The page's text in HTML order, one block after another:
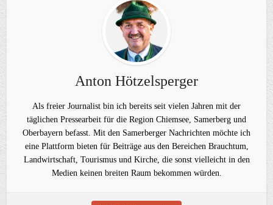
Anton Hötzelsperger
Als freier Journalist bin ich bereits seit vielen Jahren mit der
täglichen Pressearbeit für die Region Chiemsee, Samerberg und
Oberbayern befasst. Mit den Samerberger Nachrichten möchte ich
eine Plattform bieten für Beiträge aus den Bereichen Brauchtum,
Landwirtschaft, Tourismus und Kirche, die sonst vielleicht in den
Medien keinen breiten Raum bekommen würden.